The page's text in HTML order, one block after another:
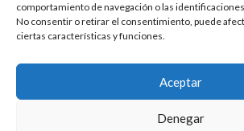
comportamiento de navegación o las
No consentir o retirar el consentimiento, puede
ciertas características y funciones.
Aceptar
Denegar
Linked In